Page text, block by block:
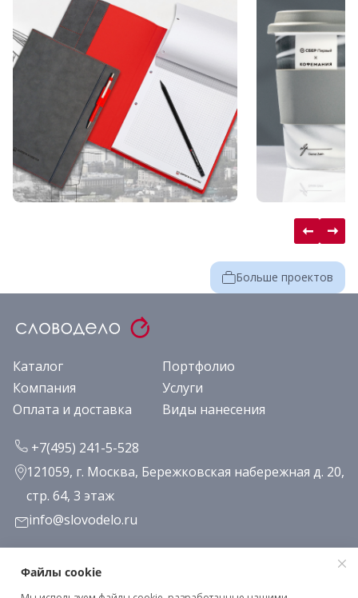
Больше проектов
Каталог
Портфолио
Компания
Услуги
Оплата и доставка
Виды нанесения
+7(495) 241-5-528
121059, г. Москва, Бережковская набережная д. 20,
стр. 64, 3 этаж
info@slovodelo.ru
Заказать звонок
Файлы cookie